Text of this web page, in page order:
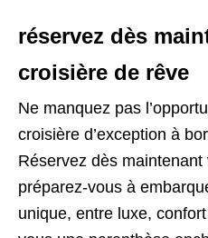
réservez dès
croisière de rêve
Ne manquez pas
croisière d’exception à
Réservez dès
préparez-vous à
unique, entre luxe,